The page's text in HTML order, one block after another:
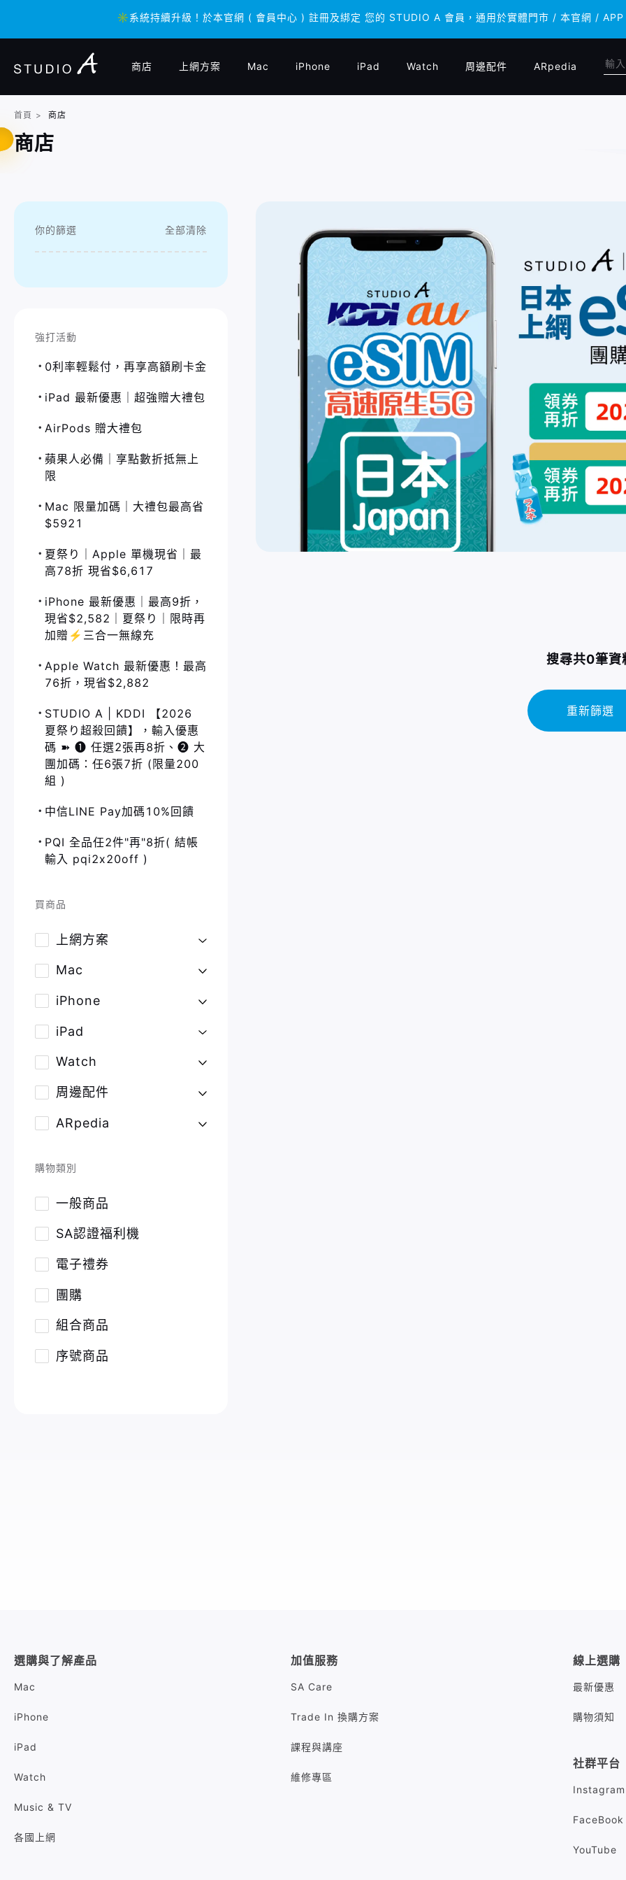
✳️系統持續升級！於本官網 ( 會員中心 ) 註冊及綁定 您的 STUDIO A 會員，通用於實體門市 / 本官網 / APP
✳️系統持續升級！於本官網 ( 會員中心 ) 註冊及綁定 您的 STUDIO A 會員，通用於實體門市 / 本官網 / APP
商店 上網方案 Mac iPhone iPad Watch 周邊配件 ARpedia
首頁 > 商店
商店
你的篩選 全部清除
強打活動
0利率輕鬆付，再享高額刷卡金
iPad 最新優惠｜超強贈大禮包
AirPods 贈大禮包
蘋果人必備｜享點數折抵無上
限
Mac 限量加碼｜大禮包最高省
$5921
夏祭り｜Apple 單機現省｜最
高78折 現省$6,617
iPhone 最新優惠｜最高9折，
現省$2,582｜夏祭り｜限時再
加贈⚡️三合一無線充
Apple Watch 最新優惠！最高
76折，現省$2,882
STUDIO A | KDDI 【2026
夏祭り超殺回饋】，輸入優惠
碼 ➽ ❶ 任選2張再8折、❷ 大
團加碼：任6張7折 (限量200
組 )
中信LINE Pay加碼10%回饋
PQI 全品任2件"再"8折( 結帳
輸入 pqi2x20off )
買商品
上網方案
Mac
iPhone
iPad
Watch
周邊配件
ARpedia
購物類別
一般商品
SA認證福利機
電子禮券
團購
組合商品
序號商品
搜尋共0筆資
重新篩選
選購與了解產品
Mac
iPhone
iPad
Watch
Music & TV
各國上網
加值服務
SA Care
Trade In 換購方案
課程與講座
維修專區
線上選購
最新優惠
購物須知
社群平台
Instagram
FaceBook
YouTube